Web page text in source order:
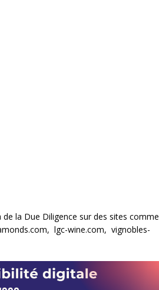
la Due Diligence sur des sites comme
lgc-wine.com, vignobles-